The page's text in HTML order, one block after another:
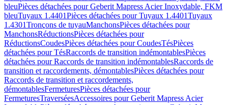
bleuPièces détachées pour Geberit Mapress Acier Inoxydable, FKM
bleuTuyaux 1.4401Pièces détachées pour Tuyaux 1.4401Tuyaux
1.4301Tronçons de tuyauManchonsPièces détachées pour
ManchonsRéductionsPièces détachées pour
RéductionsCoudesPièces détachées pour CoudesTésPièces
détachées pour TésRaccords de transition indémontablesPièces
détachées pour Raccords de transition indémontablesRaccords de
transition et raccordements, démontablesPièces détachées pour
Raccords de transition et raccordements,
démontablesFermeturesPièces détachées pour
FermeturesTraverséesAccessoires pour Geberit Mapress Acier